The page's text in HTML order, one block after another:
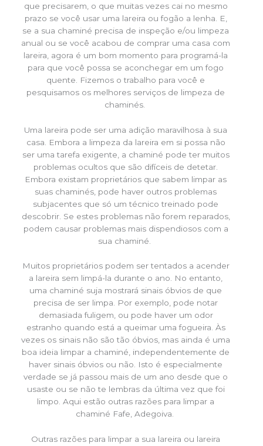
que precisarem, o que muitas vezes cai no mesmo
prazo se você usar uma lareira ou fogão a lenha. E,
se a sua chaminé precisa de inspeção e/ou limpeza
anual ou se você acabou de comprar uma casa com
lareira, agora é um bom momento para programá-la
para que você possa se aconchegar em um fogo
quente. Fizemos o trabalho para você e
pesquisamos os melhores serviços de limpeza de
chaminés.
Uma lareira pode ser uma adição maravilhosa à sua
casa. Embora a limpeza da lareira em si possa não
ser uma tarefa exigente, a chaminé pode ter muitos
problemas ocultos que são difíceis de detetar.
Embora existam proprietários que sabem limpar as
suas chaminés, pode haver outros problemas
subjacentes que só um técnico treinado pode
descobrir. Se estes problemas não forem reparados,
podem causar problemas mais dispendiosos com a
sua chaminé.
Muitos proprietários podem ser tentados a acender
a lareira sem limpá-la durante o ano. No entanto,
uma chaminé suja mostrará sinais óbvios de que
precisa de ser limpa. Por exemplo, pode notar
demasiada fuligem, ou pode haver um odor
estranho quando está a queimar uma fogueira. Às
vezes os sinais não são tão óbvios, mas ainda é uma
boa ideia limpar a chaminé, independentemente de
haver sinais óbvios ou não. Isto é especialmente
verdade se já passou mais de um ano desde que o
usaste ou se não te lembras da última vez que foi
limpo. Aqui estão outras razões para limpar a
chaminé Fafe, Adegoiva.
Outras razões para limpar a sua lareira ou lareira